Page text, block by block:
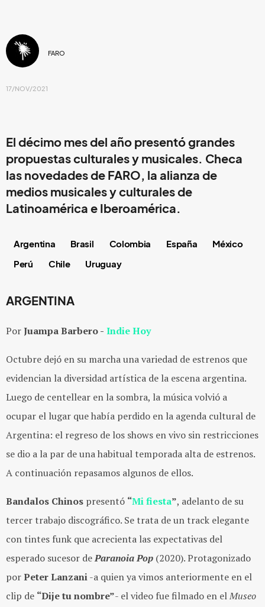
FARO
17/NOV/2021
El décimo mes del año presentó grandes
propuestas culturales y musicales. Checa
las novedades de FARO, la alianza de
medios musicales y culturales de
Latinoamérica e Iberoamérica.
Argentina Brasil Colombia España
México
Perú
Chile Uruguay
ARGENTINA
PorJuampa Barbero - Indie Hoy
​​Octubre dejó en su marcha una variedad de estrenos que
evidencian la diversidad artística de la escena argentina.
Luego de centellear en la sombra, la música volvió a
ocupar el lugar que había perdido en la agenda cultural de
Argentina: el regreso de los shows en vivo sin restricciones
se dio a la par de una habitual temporada alta de estrenos.
A continuación repasamos algunos de ellos.
Bandalos Chinos presentó “Mi fiesta”, adelanto de su
tercer trabajo discográfico. Se trata de un track elegante
con tintes funk que acrecienta las expectativas del
esperado sucesor deParanoia Pop (2020). Protagonizado
porPeter Lanzani-a quien ya vimos anteriormente en el
clip de “Dije tu nombre”- el video fue filmado en elMuseo